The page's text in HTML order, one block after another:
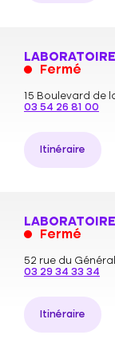
Fermé
15 Boulevard de
03 54 26 81 00
Itinéraire
Fermé
52 rue du
03 29 34 33 34
Itinéraire